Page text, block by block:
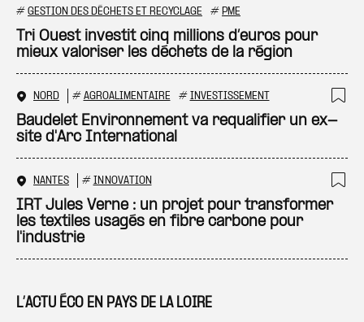
L’ACTU ÉCO EN PAYS DE LA LOIRE
# GESTION DES DÉCHETS ET RECYCLAGE # PME
Tri Ouest investit cinq millions d’euros pour
mieux valoriser les déchets de la région
NORD # AGROALIMENTAIRE # INVESTISSEMENT
Baudelet Environnement va requalifier un ex-
site d'Arc International
NANTES # INNOVATION
IRT Jules Verne : un projet pour transformer
les textiles usagés en fibre carbone pour
l'industrie